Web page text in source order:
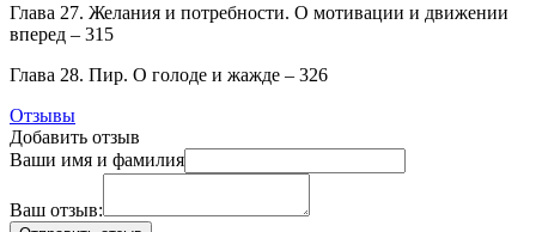
Глава 27. Желания и потребности. О мотивации и движении
вперед – 315
Глава 28. Пир. О голоде и жажде – 326
Отзывы
Добавить отзыв
Ваши имя и фамилия
Ваш отзыв: